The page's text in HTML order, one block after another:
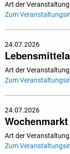
Art der
Zum
24.07.2026
Art der
Zum
24.07.2026
Art der
Zum